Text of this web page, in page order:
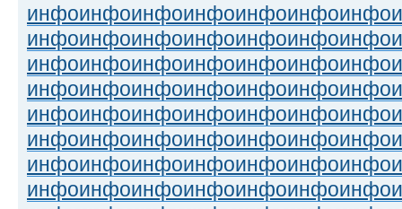
инфоинфоинфоинфоинфоинфоинфо
инфоинфоинфоинфоинфоинфоинфо
инфоинфоинфоинфоинфоинфоинфо
инфоинфоинфоинфоинфоинфоинфо
инфоинфоинфоинфоинфоинфоинфо
инфоинфоинфоинфоинфоинфоинфо
инфоинфоинфоинфоинфоинфоинфо
инфоинфоинфоинфоинфоинфоинфо